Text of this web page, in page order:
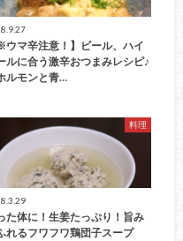
ウマ辛注意！】ビール、ハイ
ルに合う激辛おつまみレシピ♪
ルモンと青…
料理
た体に！生姜たっぷり！旨み
れるフワフワ鶏団子スープ